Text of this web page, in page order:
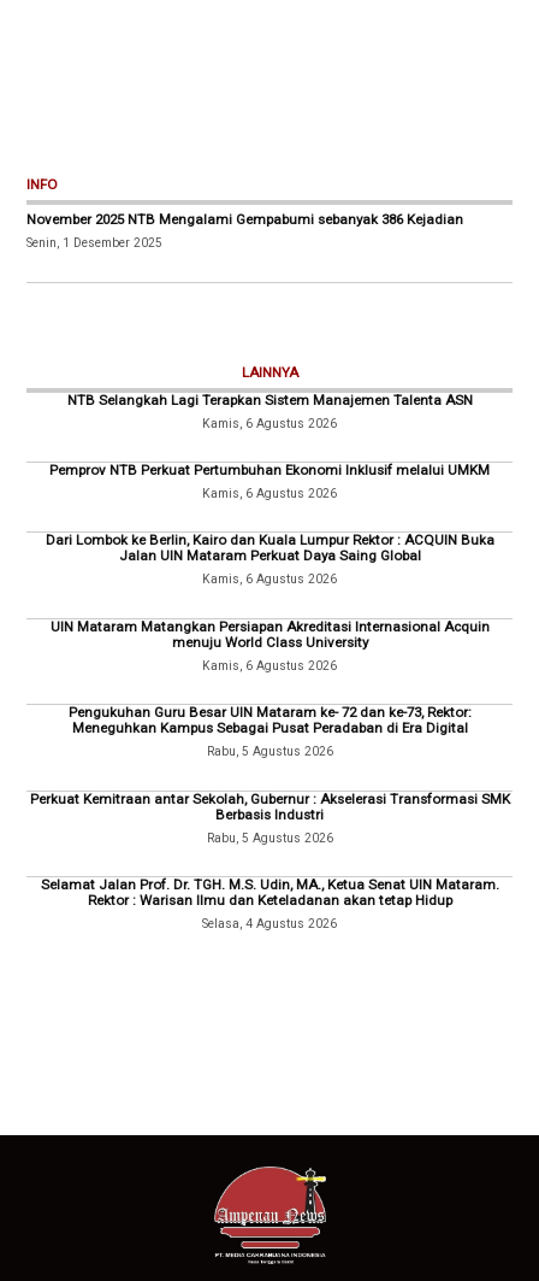
INFO
November 2025 NTB Mengalami Gempabumi sebanyak 386 Kejadian
Senin, 1 Desember 2025
LAINNYA
NTB Selangkah Lagi Terapkan Sistem Manajemen Talenta ASN
Kamis, 6 Agustus 2026
Pemprov NTB Perkuat Pertumbuhan Ekonomi Inklusif melalui UMKM
Kamis, 6 Agustus 2026
Dari Lombok ke Berlin, Kairo dan Kuala Lumpur Rektor : ACQUIN Buka
Jalan UIN Mataram Perkuat Daya Saing Global
Kamis, 6 Agustus 2026
UIN Mataram Matangkan Persiapan Akreditasi Internasional Acquin
menuju World Class University
Kamis, 6 Agustus 2026
Pengukuhan Guru Besar UIN Mataram ke- 72 dan ke-73, Rektor:
Meneguhkan Kampus Sebagai Pusat Peradaban di Era Digital
Rabu, 5 Agustus 2026
Perkuat Kemitraan antar Sekolah, Gubernur : Akselerasi Transformasi SMK
Berbasis Industri
Rabu, 5 Agustus 2026
Selamat Jalan Prof. Dr. TGH. M.S. Udin, MA., Ketua Senat UIN Mataram.
Rektor : Warisan Ilmu dan Keteladanan akan tetap Hidup
Selasa, 4 Agustus 2026